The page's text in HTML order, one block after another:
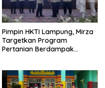
Pimpin HKTI Lampung, Mirza
Targetkan Program
Pertanian Berdampak